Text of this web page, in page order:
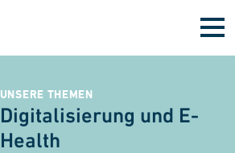
UNSERE THEMEN
Digitalisierung und E-
Health